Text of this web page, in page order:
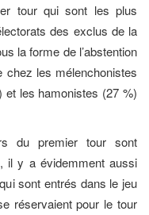
tour qui sont les plus
des exclus de la
la forme de l’abstention
les mélenchonistes
les hamonistes (27 %)
du premier tour sont
il y a évidemment aussi
sont entrés dans le jeu
réservaient pour le tour